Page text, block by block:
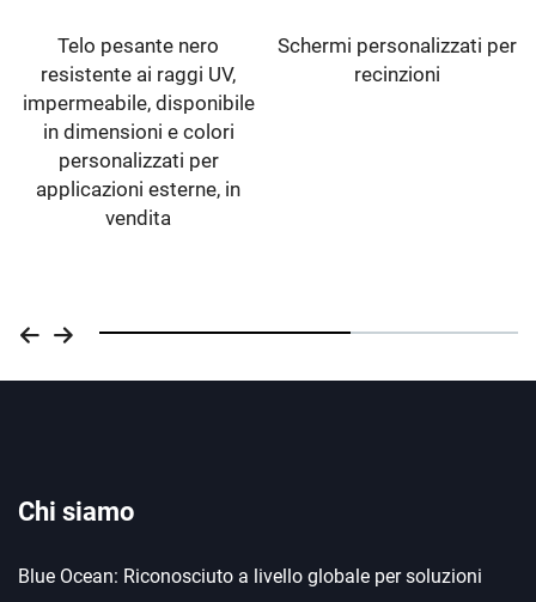
Telo pesante nero
resistente ai raggi UV,
impermeabile, disponibile
in dimensioni e colori
personalizzati per
applicazioni esterne, in
vendita
Schermi personalizzati per
recinzioni
Chi siamo
Blue Ocean: Riconosciuto a livello globale per soluzioni